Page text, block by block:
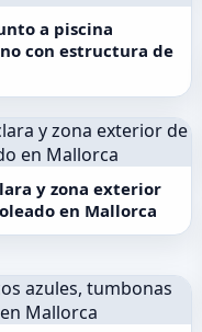
a piscina
con estructura de
y zona exterior
en Mallorca